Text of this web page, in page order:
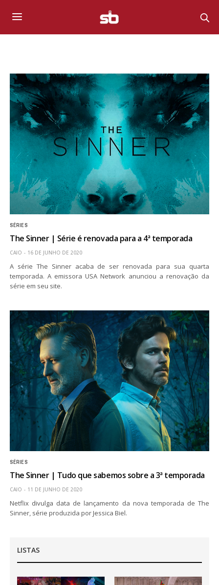
SÉRIES
The Sinner | Série é renovada para a 4ª temporada
CAIO 16 DE JUNHO DE 2020
A série The Sinner acaba de ser renovada para sua quarta
temporada. A emissora USA Network anunciou a renovação da
série em seu site.
SÉRIES
The Sinner | Tudo que sabemos sobre a 3ª temporada
CAIO 11 DE JUNHO DE 2020
Netflix divulga data de lançamento da nova temporada de The
Sinner, série produzida por Jessica Biel.
LISTAS